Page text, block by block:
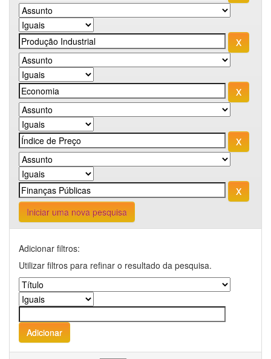
Iniciar uma nova pesquisa
Adicionar filtros:
Utilizar filtros para refinar o resultado da pesquisa.